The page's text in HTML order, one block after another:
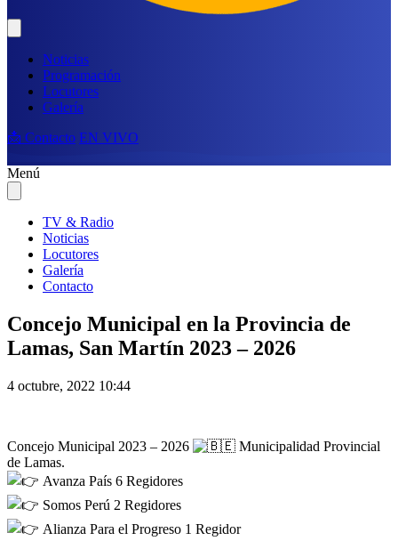
Noticias
Programación
Locutores
Galería
📩 Contacto EN VIVO
Menú
TV & Radio
Noticias
Locutores
Galería
Contacto
Concejo Municipal en la Provincia de
Lamas, San Martín 2023 – 2026
4 octubre, 2022 10:44
Concejo Municipal 2023 – 2026
Municipalidad Provincial
de Lamas.
Avanza País 6 Regidores
Somos Perú 2 Regidores
Alianza Para el Progreso 1 Regidor